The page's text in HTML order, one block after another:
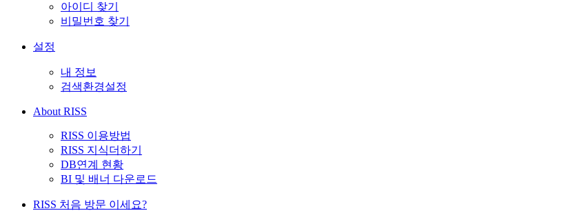
아이디 찾기
비밀번호 찾기
설정
내 정보
검색환경설정
About RISS
RISS 이용방법
RISS 지식더하기
DB연계 현황
BI 및 배너 다운로드
RISS 처음 방문 이세요?